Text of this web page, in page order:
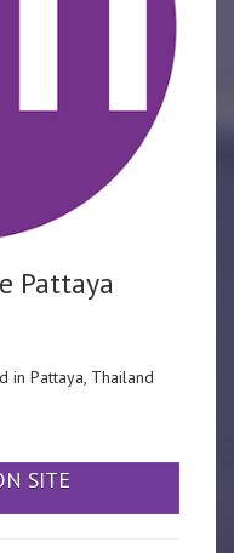
Pattaya
in Pattaya, Thailand
SITE